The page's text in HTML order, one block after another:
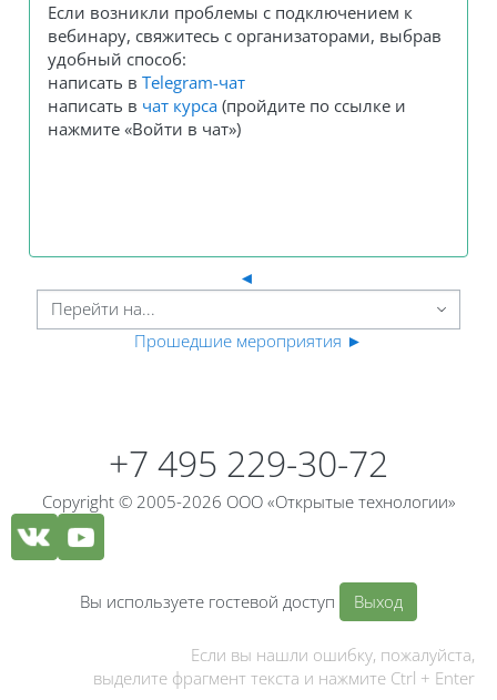
Если возникли проблемы с подключением к
вебинару, свяжитесь с организаторами, выбрав
удобный способ:
написать в Telegram-чат
написать в чат курса (пройдите по ссылке и
нажмите «Войти в чат»)
◄
Прошедшие мероприятия ►
+7 495 229-30-72
Copyright © 2005-2026 ООО «Открытые технологии»
Вы используете гостевой доступ Выход
Если вы нашли ошибку, пожалуйста,
выделите фрагмент текста и нажмите Ctrl + Enter